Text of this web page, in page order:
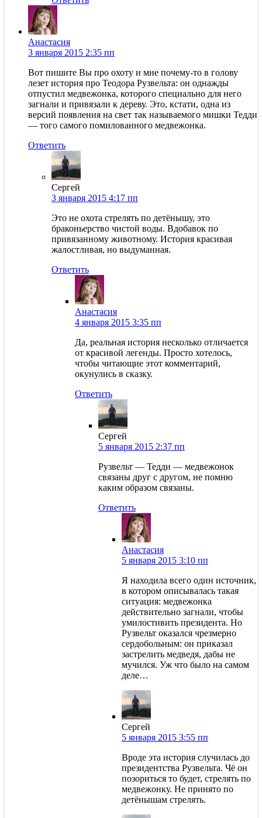
Анастасия
3 января 2015 2:35 пп
Вот пишите Вы про охоту и мне почему-то в голову
лезет история про Теодора Рузвельта: он однажды
отпустил медвежонка, которого специально для него
загнали и привязали к дереву. Это, кстати, одна из
версий появления на свет так называемого мишки Тедди
— того самого помилованного медвежонка.
Ответить
Сергей
3 января 2015 4:17 пп
Это не охота стрелять по детёнышу, это
браконьерство чистой воды. Вдобавок по
привязанному животному. История красивая
жалостливая, но выдуманная.
Ответить
Анастасия
4 января 2015 3:35 пп
Да, реальная история несколько отличается
от красивой легенды. Просто хотелось,
чтобы читающие этот комментарий,
окунулись в сказку.
Ответить
Сергей
5 января 2015 2:37 пп
Рузвельт — Тедди — медвежонок
связаны друг с другом, не помню
каким образом связаны.
Ответить
Анастасия
5 января 2015 3:10 пп
Я находила всего один источник,
в котором описывалась такая
ситуация: медвежонка
действительно загнали, чтобы
умилостивить президента. Но
Рузвельт оказался чрезмерно
сердобольным: он приказал
застрелить медведя, дабы не
мучился. Уж что было на самом
деле…
Сергей
5 января 2015 3:55 пп
Вроде эта история случилась до
президентства Рузвельта. Чё он
позориться то будет, стрелять по
медвежонку. Не принято по
детёнышам стрелять.